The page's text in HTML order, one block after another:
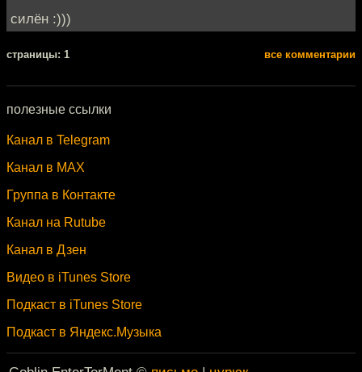
силён :)))
cтраницы: 1 все комментарии
полезные ссылки
Канал в Telegram
Канал в MAX
Группа в Контакте
Канал на Rutube
Канал в Дзен
Видео в iTunes Store
Подкаст в iTunes Store
Подкаст в Яндекс.Музыка